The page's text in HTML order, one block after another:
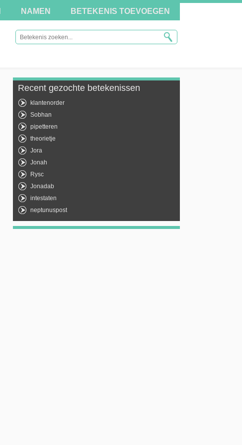
NAMEN BETEKENIS TOEVOEGEN
Recent gezochte betekenissen
klantenorder
Sobhan
pipetteren
theorietje
Jora
Jonah
Rysc
Jonadab
intestaten
neptunuspost